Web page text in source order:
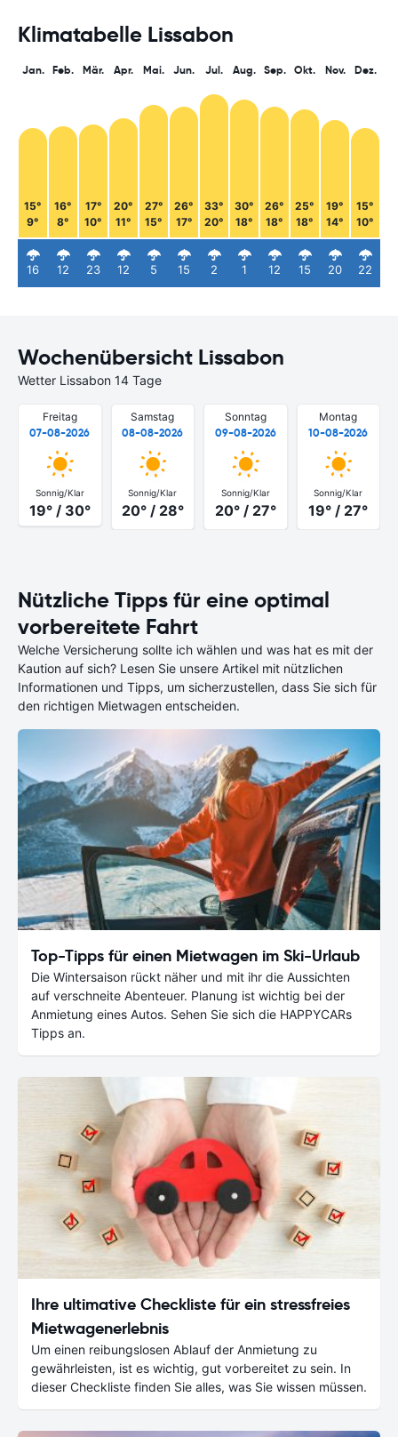
Klimatabelle Lissabon
Jan.
15°
9°
16
Feb.
16°
8°
12
Mär.
17°
10°
23
Apr.
20°
11°
12
Mai.
27°
15°
5
Jun.
26°
17°
15
Jul.
33°
20°
2
Aug.
30°
18°
1
Sep.
26°
18°
12
Okt.
25°
18°
15
Nov.
19°
14°
20
Dez.
15°
10°
22
Wochenübersicht Lissabon
Wetter Lissabon 14 Tage
Freitag
07-08-2026
Sonnig/Klar
19° / 30°
Samstag
08-08-2026
Sonnig/Klar
20° / 28°
Sonntag
09-08-2026
Sonnig/Klar
20° / 27°
Montag
10-08-2026
Sonnig/Klar
19° / 27°
Nützliche Tipps für eine optimal
vorbereitete Fahrt
Welche Versicherung sollte ich wählen und was hat es mit der
Kaution auf sich? Lesen Sie unsere Artikel mit nützlichen
Informationen und Tipps, um sicherzustellen, dass Sie sich für
den richtigen Mietwagen entscheiden.
Top-Tipps für einen Mietwagen im Ski-Urlaub
Die Wintersaison rückt näher und mit ihr die Aussichten
auf verschneite Abenteuer. Planung ist wichtig bei der
Anmietung eines Autos. Sehen Sie sich die HAPPYCARs
Tipps an.
Ihre ultimative Checkliste für ein stressfreies
Mietwagenerlebnis
Um einen reibungslosen Ablauf der Anmietung zu
gewährleisten, ist es wichtig, gut vorbereitet zu sein. In
dieser Checkliste finden Sie alles, was Sie wissen müssen.